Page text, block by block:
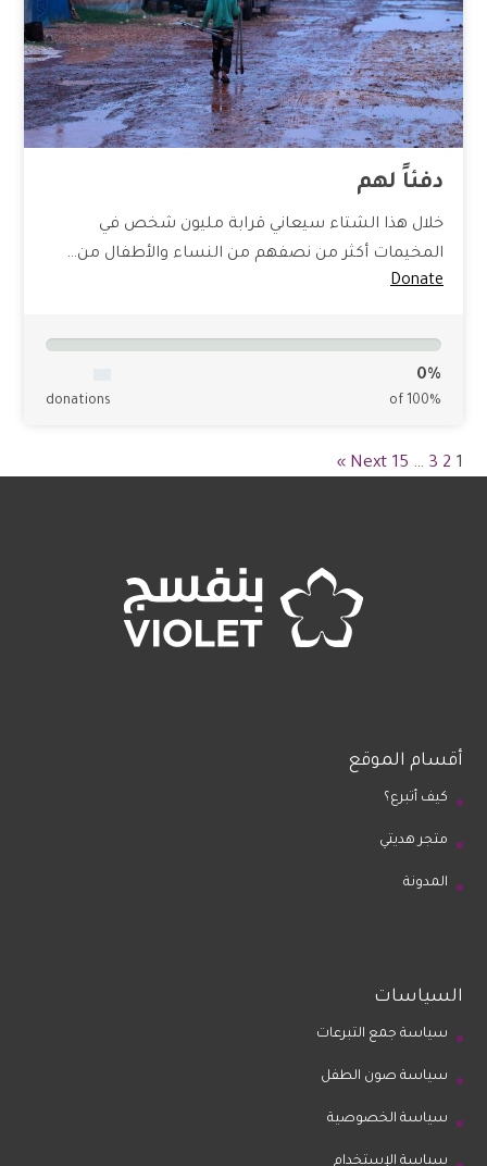
دفئاً لهم
خلال هذا الشتاء سيعاني قرابة مليون شخص في
المخيمات أكثر من نصفهم من النساء والأطفال من…
Donate
0%
of 100%
donations
1
2
3
…
15
Next »
أقسام الموقع
كيف أتبرع؟
متجر هديتي
المدونة
السياسات
سياسة جمع التبرعات
سياسة صون الطفل
سياسة الخصوصية
سياسة الإستخدام